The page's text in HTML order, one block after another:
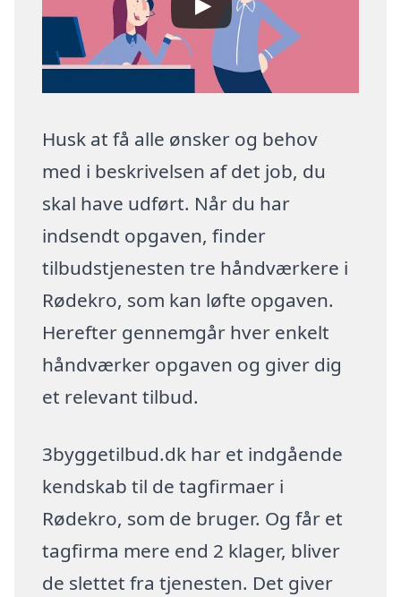
Husk at få alle ønsker og behov
med i beskrivelsen af det job, du
skal have udført. Når du har
indsendt opgaven, finder
tilbudstjenesten tre håndværkere i
Rødekro, som kan løfte opgaven.
Herefter gennemgår hver enkelt
håndværker opgaven og giver dig
et relevant tilbud.
3byggetilbud.dk har et indgående
kendskab til de tagfirmaer i
Rødekro, som de bruger. Og får et
tagfirma mere end 2 klager, bliver
de slettet fra tjenesten. Det giver